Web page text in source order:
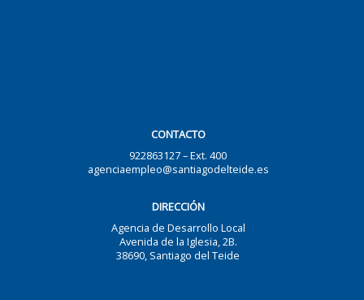
CONTACTO
922863127 – Ext. 400
agenciaempleo@santiagodelteide.es
DIRECCIÓN
Agencia de Desarrollo Local
Avenida de la Iglesia, 2B.
38690, Santiago del Teide